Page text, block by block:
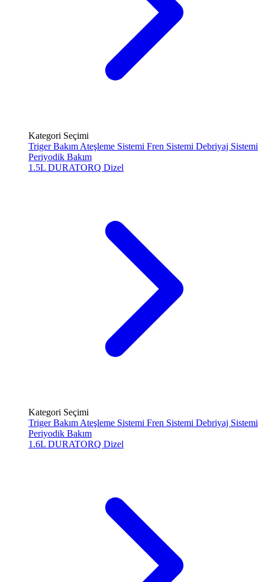
Kategori Seçimi
Triger Bakım Ateşleme Sistemi Fren Sistemi Debriyaj Sistemi
Periyodik Bakım
1.5L DURATORQ Dizel
Kategori Seçimi
Triger Bakım Ateşleme Sistemi Fren Sistemi Debriyaj Sistemi
Periyodik Bakım
1.6L DURATORQ Dizel